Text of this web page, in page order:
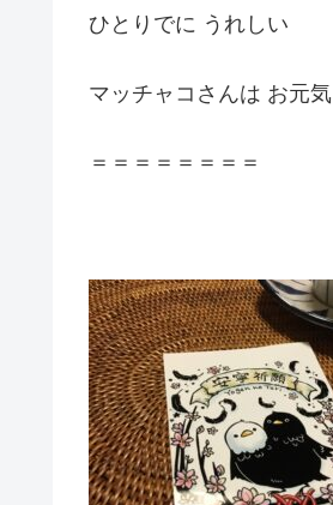
ひとりでに うれしい
マッチャコさんは お元気
＝＝＝＝＝＝＝＝